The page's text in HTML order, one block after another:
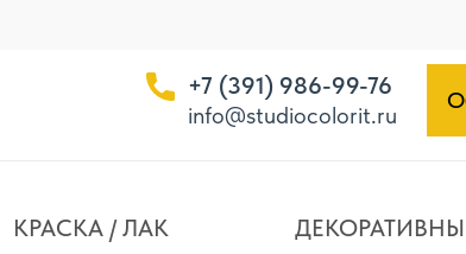
+7 (391) 986-99-76
info@studiocolorit.ru
КРАСКА / ЛАК